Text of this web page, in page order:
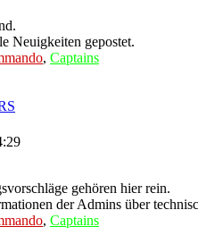
Neuigkeiten gepostet.
, Captains
gehören hier rein.
der Admins über
, Captains